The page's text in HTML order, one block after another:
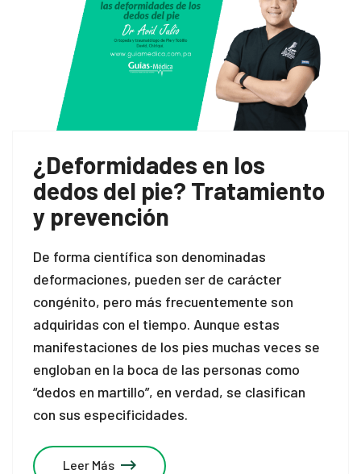
¿Deformidades en los
dedos del pie? Tratamiento
y prevención
De forma científica son denominadas
deformaciones, pueden ser de carácter
congénito, pero más frecuentemente son
adquiridas con el tiempo. Aunque estas
manifestaciones de los pies muchas veces se
engloban en la boca de las personas como
“dedos en martillo”, en verdad, se clasifican
con sus especificidades.
Leer Más